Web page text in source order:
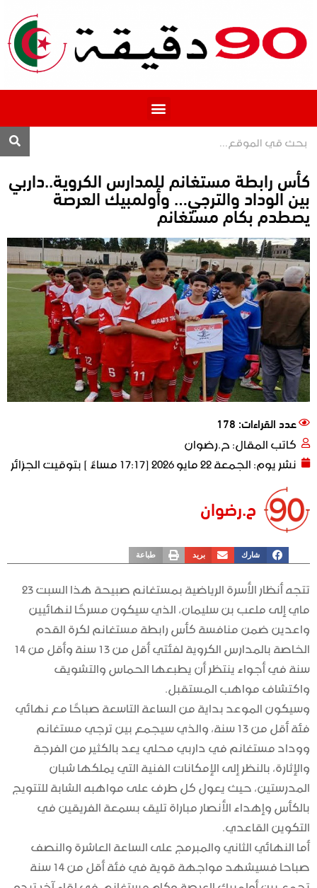
كأس رابطة مستغانم للمدارس الكروية..داربي
بين الوداد والترجي… وأولمبيك العرصة
يصطدم بكام مستغانم
عدد القراءات: 178
كاتب المقال:ح.رضوان
نشر يوم:الجمعة 22 مايو 2026 [17:17 مساءً ] بتوقيت الجزائر
ح.رضوان
شارك بريد طباعة
تتجه أنظار الأسرة الرياضية بمستغانم صبيحة هذا السبت 23
ماي إلى ملعب بن سليمان، الذي سيكون مسرحًا لنهائيين
واعدين ضمن منافسة كأس رابطة مستغانم لكرة القدم
الخاصة بالمدارس الكروية لفئتي أقل من 13 سنة وأقل من 14
سنة في أجواء ينتظر أن يطبعها الحماس والتشويق
واكتشاف مواهب المستقبل.
وسيكون الموعد بداية من الساعة التاسعة صباحًا مع نهائي
فئة أقل من 13 سنة، والذي سيجمع بين ترجي مستغانم
ووداد مستغانم في داربي محلي يعد بالكثير من الفرجة
والإثارة، بالنظر إلى الإمكانات الفنية التي يملكها شبان
المدرستين، حيث يعول كل طرف على مواهبه الشابة للتتويج
بالكأس وإهداء الأنصار مباراة تليق بسمعة الفريقين في
التكوين القاعدي.
أما النهائي الثاني والمبرمج على الساعة العاشرة والنصف
صباحا فسيشهد مواجهة قوية في فئة أقل من 14 سنة